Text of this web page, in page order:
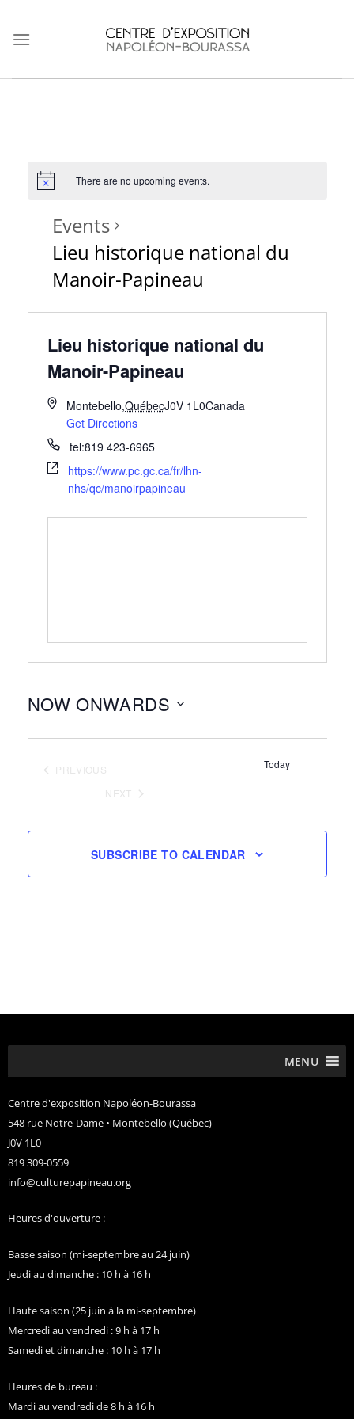
content
There are no upcoming events.
Events
Lieu historique national du
Manoir-Papineau
Lieu historique national du
Manoir-Papineau
Montebello,QuébecJ0V 1L0Canada
Get Directions
tel:819 423-6965
https://www.pc.gc.ca/fr/lhn-
nhs/qc/manoirpapineau
NOW ONWARDS
PREVIOUS
Today
NEXT
SUBSCRIBE TO CALENDAR
MENU
Centre d'exposition Napoléon-Bourassa
548 rue Notre-Dame • Montebello (Québec)
J0V 1L0
819 309-0559
info@culturepapineau.org
Heures d'ouverture :
Basse saison (mi-septembre au 24 juin)
Jeudi au dimanche : 10 h à 16 h
Haute saison (25 juin à la mi-septembre)
Mercredi au vendredi : 9 h à 17 h
Samedi et dimanche : 10 h à 17 h
Heures de bureau :
Mardi au vendredi de 8 h à 16 h